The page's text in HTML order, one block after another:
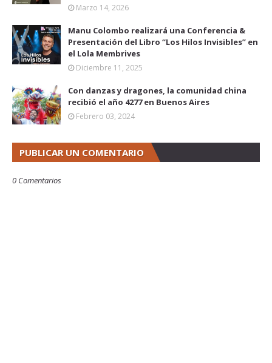
Marzo 14, 2026
Manu Colombo realizará una Conferencia &
Presentación del Libro “Los Hilos Invisibles” en
el Lola Membrives
Diciembre 11, 2025
Con danzas y dragones, la comunidad china
recibió el año 4277 en Buenos Aires
Febrero 03, 2024
PUBLICAR UN COMENTARIO
0 Comentarios